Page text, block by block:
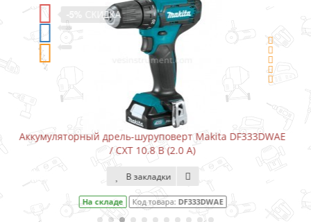
-5%СКИДКА
Аккумуляторный шуруповерт-отвертка Makita
В закладки
На складе Код товара: DF001DW